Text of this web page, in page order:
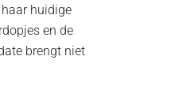
huidige
en de
brengt niet